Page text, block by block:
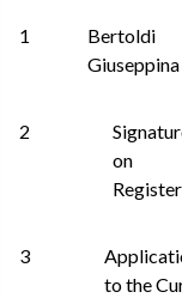
1
Bertoldi
Giuseppina
2
on
Register
3
to the